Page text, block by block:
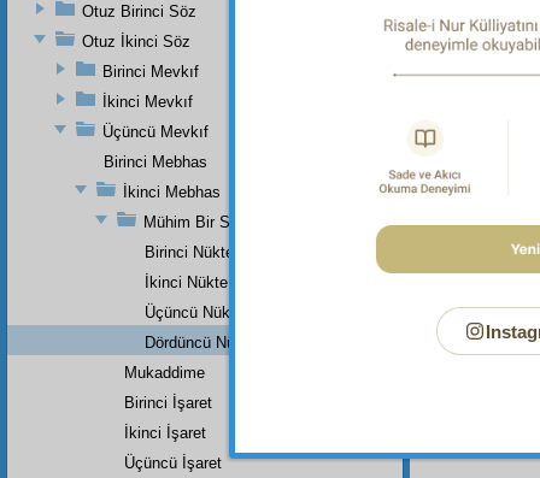
bk.
14:3.
Dipnot-2
Dipnot-4
Otuz Birinci Söz
Otuz İkinci Söz
Birinci Mevkıf
İkinci Mevkıf
Üçüncü Mevkıf
Birinci Mebhas
İkinci Mebhas
Mühim Bir Sual
Birinci Nükte
İkinci Nükte
Üçüncü Nükte
Dördüncü Nükte
Mukaddime
Birinci İşaret
İkinci İşaret
Üçüncü İşaret